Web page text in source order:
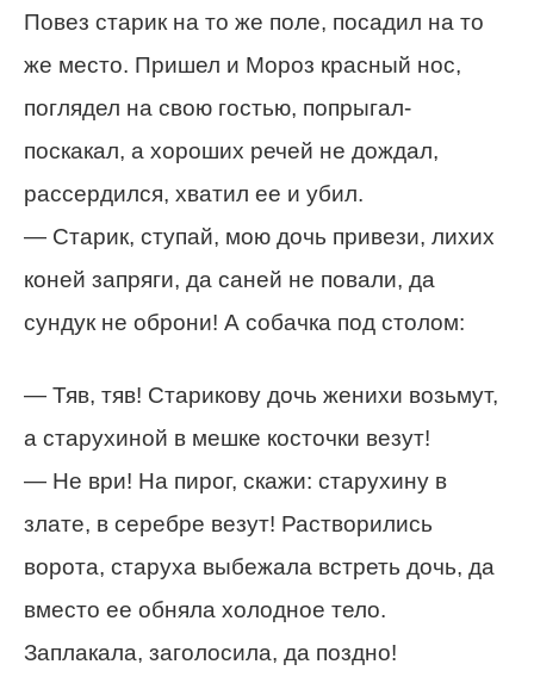
Повез старик на то же поле, посадил на то
же место. Пришел и Мороз красный нос,
поглядел на свою гостью, попрыгал-
поскакал, а хороших речей не дождал,
рассердился, хватил ее и убил.
— Старик, ступай, мою дочь привези, лихих
коней запряги, да саней не повали, да
сундук не оброни! А собачка под столом:
— Тяв, тяв! Старикову дочь женихи возьмут,
а старухиной в мешке косточки везут!
— Не ври! На пирог, скажи: старухину в
злате, в серебре везут! Растворились
ворота, старуха выбежала встреть дочь, да
вместо ее обняла холодное тело.
Заплакала, заголосила, да поздно!